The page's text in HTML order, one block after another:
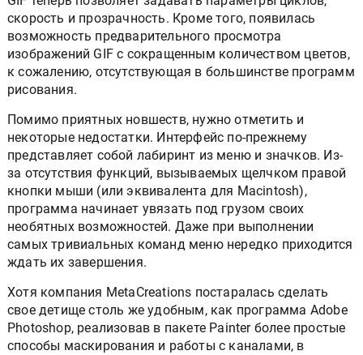
скорость и прозрачность. Кроме того, появилась
возможность предварительного просмотра
изображений GIF с сокращенным количеством цветов,
к сожалению, отсутствующая в большинстве программ
рисования.
Помимо приятных новшеств, нужно отметить и
некоторые недостатки. Интерфейс по-прежнему
представляет собой лабиринт из меню и значков. Из-
за отсутствия функций, вызываемых щелчком правой
кнопки мыши (или эквивалента для Macintosh),
программа начинает увязать под грузом своих
необятных возможностей. Даже при выполнении
самых тривиальных команд меню нередко приходится
ждать их завершения.
Хотя компания MetaCreations постаралась сделать
свое детище столь же удобным, как программа Adobe
Photoshop, реализовав в пакете Painter более простые
способы маскирования и работы с каналами, в